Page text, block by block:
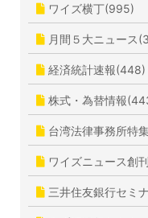
ワイズ横丁(995)
月間５大ニュース
経済統計速報(448)
株式・為替情報
台湾法律事務所特
ワイズニュース創
三井住友銀行セミ